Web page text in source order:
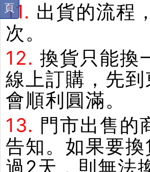
11. 出貨的流程
次。
12. 換貨只能換
線上訂購，先
會順利圓滿。
13. 門市出售的
告知。如果要
過2天，則無法
頁